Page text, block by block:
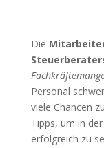
Die
Personal
viele Chancen
Tipps, um in
erfolgreich zu